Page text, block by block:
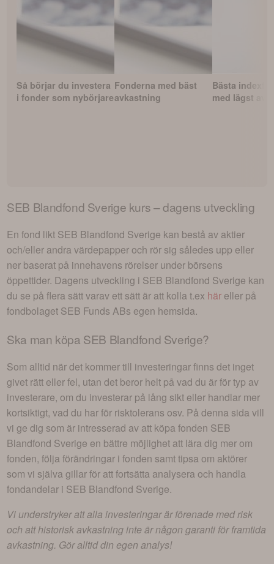
Så börjar du investera
i fonder som nybörjare
Fonderna med bäst
avkastning
Bästa
med lägst
SEB Blandfond Sverige kurs – dagens utveckling
En fond likt SEB Blandfond Sverige kan bestå av aktier
och/eller andra värdepapper och rör sig således upp eller
ner baserat på innehavens rörelser under börsens
öppettider. Dagens utveckling i SEB Blandfond Sverige kan
du se på flera sätt varav ett sätt är att kolla t.ex här eller på
fondbolaget SEB Funds ABs egen hemsida.
Ska man köpa SEB Blandfond Sverige?
Som alltid när det kommer till investeringar finns det inget
givet rätt eller fel, utan det beror helt på vad du är för typ av
investerare, om du investerar på lång sikt eller handlar mer
kortsiktigt, vad du har för risktolerans osv. På denna sida vill
vi ge dig som är intresserad av att köpa fonden SEB
Blandfond Sverige en bättre möjlighet att lära dig mer om
fonden, följa förändringar i fonden samt tipsa om aktörer
som vi själva gillar för att fortsätta analysera och handla
fondandelar i SEB Blandfond Sverige.
Vi understryker att alla investeringar är förenade med risk
och att historisk avkastning inte är någon garanti för framtida
avkastning. Gör alltid din egen analys!